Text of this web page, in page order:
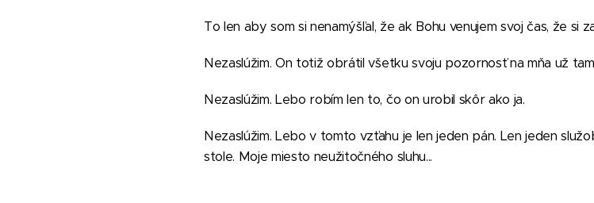
To len aby som si nenamýšľal, že ak Bohu venujem svoj čas, že si
Nezaslúžim. On totiž obrátil všetku svoju pozornosť na mňa už tam
Nezaslúžim. Lebo robím len to, čo on urobil skôr ako ja.
Nezaslúžim. Lebo v tomto vzťahu je len jeden pán. Len jeden
stole. Moje miesto neužitočného sluhu...